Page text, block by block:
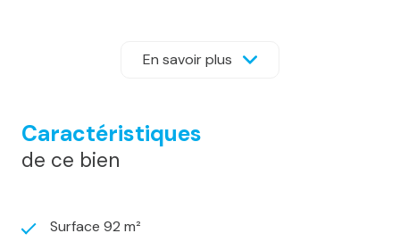
cour privée de 58 m²,
idéale pour profiter de
l’extérieur en toute tranquillité, sans entretien.
salon / séjour),
De2 chambres
En complément, vous disposerez d’une
En savoir plus
Caractéristiques
de ce bien
Surface 92 m²